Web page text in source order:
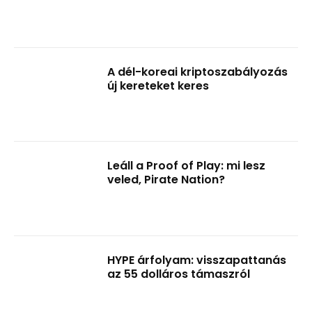
A dél-koreai kriptoszabályozás
új kereteket keres
Leáll a Proof of Play: mi lesz
veled, Pirate Nation?
HYPE árfolyam: visszapattanás
az 55 dolláros támaszról